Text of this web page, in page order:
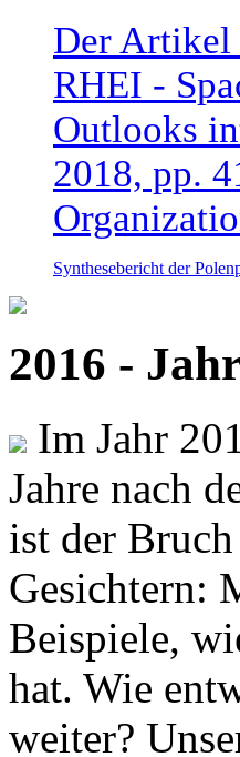
Der Artikel
RHEI -
Outlooks
2018, pp.
Synthesebericht der
2016 -
Im Jahr
Jahre nach
ist der
Gesichtern:
Beispiele,
hat. Wie
weiter?